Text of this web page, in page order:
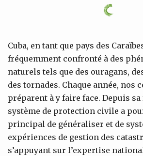
Cuba, en tant que pays des
fréquemment confronté à des
naturels tels que des ouragans,
des tornades. Chaque année, nos
préparent à y faire face. Depuis
système de protection civile a
principal de généraliser et de
expériences de gestion des
s’appuyant sur l’expertise